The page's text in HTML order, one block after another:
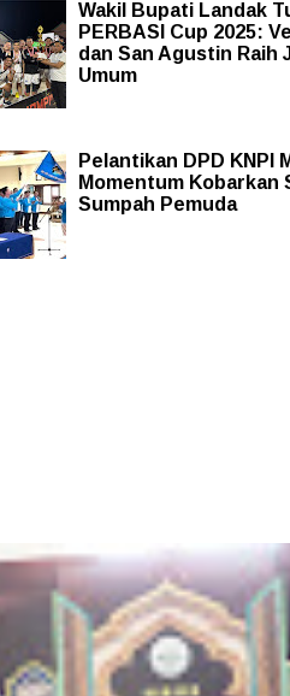
Wakil Bupati Landak
PERBASI Cup 2025:
dan San Agustin Raih
Umum
Pelantikan DPD KNPI
Momentum Kobarkan
Sumpah Pemuda